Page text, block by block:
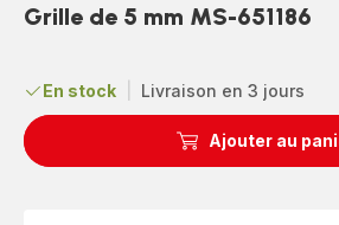
Grille de 5 mm MS-651186
En stock Livraison en 3 jours
Ajouter au